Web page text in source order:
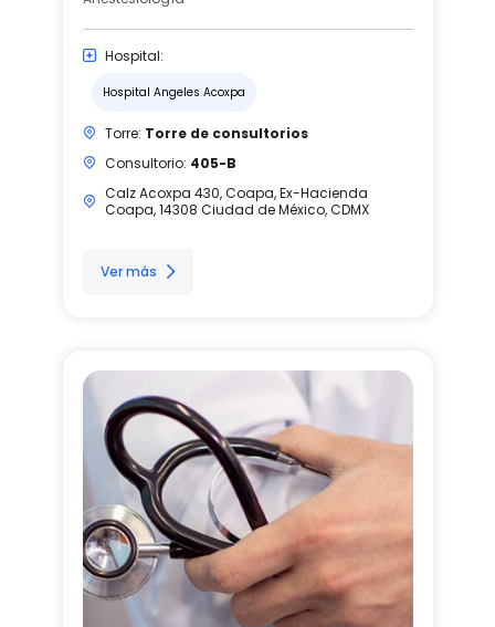
Hospital:
Hospital Angeles Acoxpa
Torre: Torre de consultorios
Consultorio: 405-B
Calz Acoxpa 430, Coapa, Ex-Hacienda
Coapa, 14308 Ciudad de México, CDMX
Ver más